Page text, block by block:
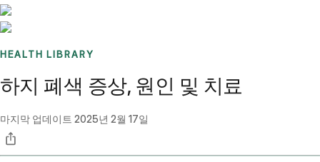
HEALTH LIBRARY
하지 폐색 증상, 원인 및 치료
마지막 업데이트 2025년 2월 17일